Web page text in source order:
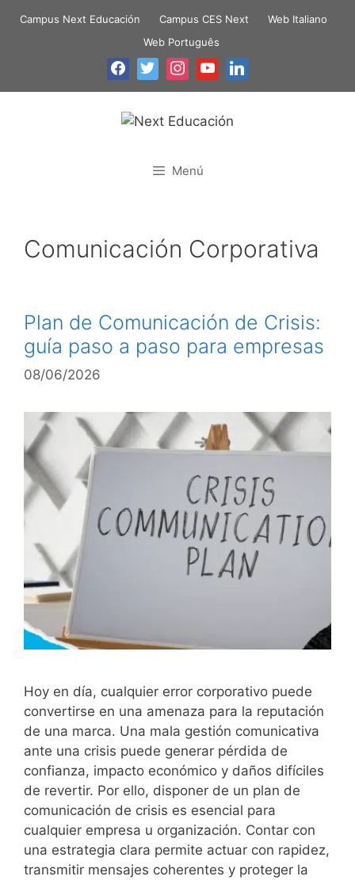
Campus Next Educación Campus CES Next
Web Italiano
Web Português
Menú
Comunicación Corporativa
Plan de Comunicación de Crisis:
guía paso a paso para empresas
08/06/2026
Hoy en día, cualquier error corporativo puede
convertirse en una amenaza para la reputación
de una marca. Una mala gestión comunicativa
ante una crisis puede generar pérdida de
confianza, impacto económico y daños difíciles
de revertir. Por ello, disponer de un plan de
comunicación de crisis es esencial para
cualquier empresa u organización. Contar con
una estrategia clara permite actuar con rapidez,
transmitir mensajes coherentes y proteger la